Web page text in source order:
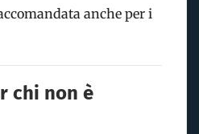
anche per i
chi non è